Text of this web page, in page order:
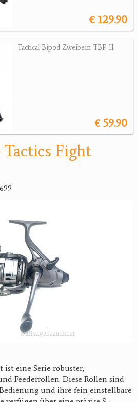
€ 129.90
Tactical Bipod Zweibein TBP II
€ 59.90
Tactics Fight
ist eine Serie robuster,
Feederrollen. Diese Rollen sind
und ihre fein einstellbare